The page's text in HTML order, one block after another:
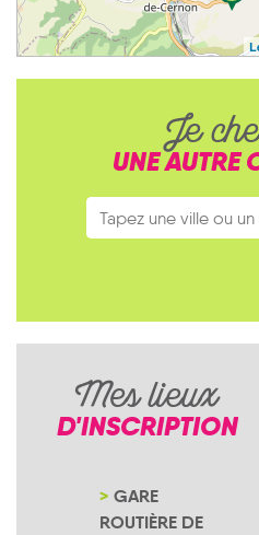
Je
UNE AUTRE
Mes lieux
D'INSCRIPTION
GARE
ROUTIÈRE DE